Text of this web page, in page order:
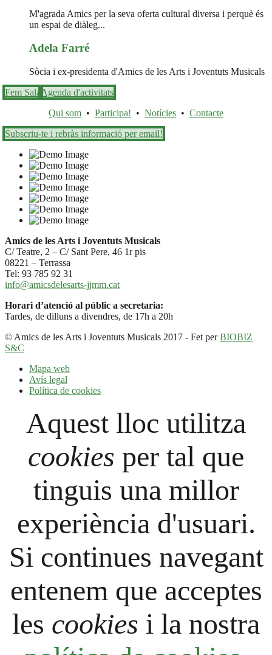
M'agrada Amics per la seva oferta cultural diversa i perquè és
un espai de diàleg...
Adela Farré
Sòcia i ex-presidenta d'Amics de les Arts i Joventuts Musicals
Fem Sala Agenda d'activitats
Qui som • Participa! • Notícies • Contacte
Subscriu-te i rebràs informació per email!
Amics de les Arts i Joventuts Musicals
C/ Teatre, 2 – C/ Sant Pere, 46 1r pis
08221 – Terrassa
Tel: 93 785 92 31
info@amicsdelesarts-jjmm.cat
Horari d’atenció al públic a secretaria:
Tardes, de dilluns a divendres, de 17h a 20h
© Amics de les Arts i Joventuts Musicals 2017 - Fet perBIOBIZ
S&C
Mapa web
Avís legal
Política de cookies
Aquest lloc utilitza
cookies per tal que
tinguis una millor
experiència d'usuari.
Si continues navegant
entenem que acceptes
les cookies i la nostra